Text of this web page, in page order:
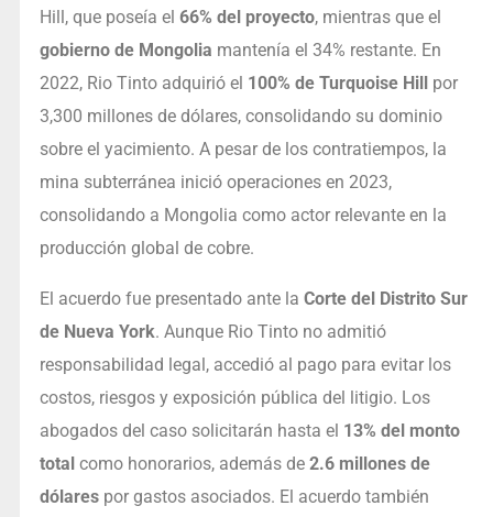
Hill, que poseía el 66% del proyecto, mientras que el
gobierno de Mongolia mantenía el 34% restante. En
2022, Rio Tinto adquirió el 100% de Turquoise Hill
por
3,300 millones de dólares, consolidando su dominio
sobre el yacimiento. A pesar de los contratiempos, la
mina subterránea inició operaciones en 2023,
consolidando a Mongolia como actor relevante en la
producción global de cobre.
El acuerdo fue presentado ante la Corte del Distrito Sur
de Nueva York. Aunque Rio Tinto no admitió
responsabilidad legal, accedió al pago para evitar los
costos, riesgos y exposición pública del litigio. Los
abogados del caso solicitarán hasta el 13% del monto
total como honorarios, además de 2.6 millones de
dólarespor gastos asociados. El acuerdo también